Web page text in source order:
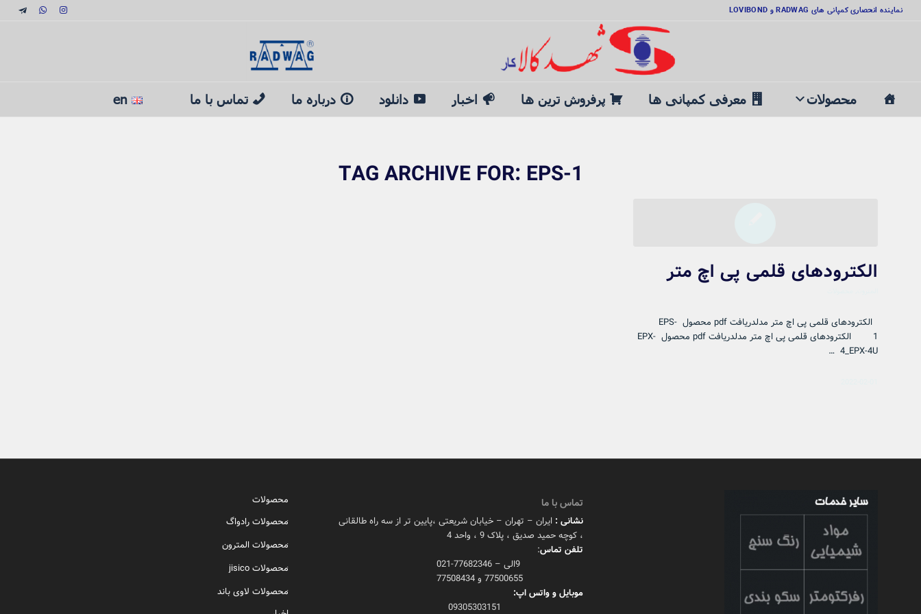
نماینده انحصاری کمپانی های RADWAG و LOVIBOND
محصولات معرفی کمپانی ها پرفروش ترین ها اخبار دانلود درباره ما تماس با ما en
TAG ARCHIVE FOR: EPS-1
الکترودهای قلمی پی اچ متر
الکترودهای قلمی پی اچ متر مدلدریافت pdf محصول EPS-
1 الکترودهای قلمی پی اچ متر مدلدریافت pdf محصول EPX-
4_EPX-4U …
تماس با ما
نشانی : ایران – تهران – خیابان شریعتی ،پایین تر از سه راه طالقانی
، کوچه حمید صدیق ، پلاک 9 ، واحد 4
تلفن تماس:
9الی – 77682346-021
77500655 و 77508434
موبایل و واتس اپ:
محصولات
محصولات رادواگ
محصولات المترون
محصولات jisico
محصولات لاوی باند